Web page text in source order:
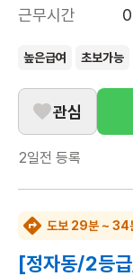
근무시간
높은급여 초보가능
관심
2일전 등록
도보 29분 ~ 34
[정자동/2등